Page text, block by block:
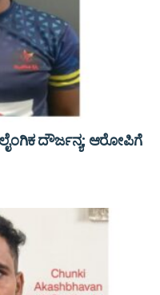
ದೌರ್ಜನ್ಯ; ಆರೋಪಿಗೆ